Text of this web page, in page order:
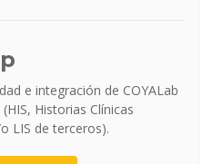
e integración de COYALab
Historias Clínicas
LIS de terceros).